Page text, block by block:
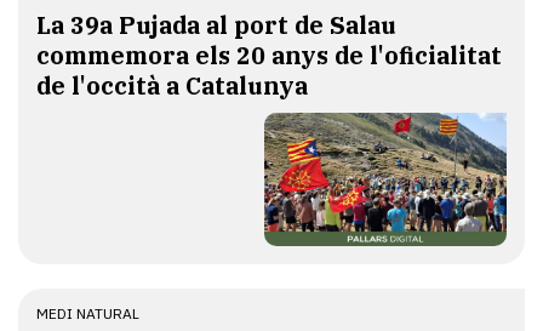
​La 39a Pujada al port de Salau
commemora els 20 anys de l'oficialitat
de l'occità a Catalunya
MEDI NATURAL